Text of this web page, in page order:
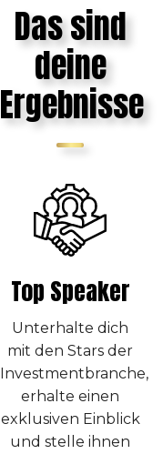
Das sind
deine
Ergebnisse
Top Speaker
Unterhalte dich
mit den Stars der
Investmentbranche,
erhalte einen
exklusiven Einblick
und stelle ihnen